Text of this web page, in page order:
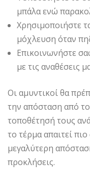
μπάλα ενώ
Χρησιμοποιήστε
μόχλευση όταν
Επικοινωνήστε
με τις αναθέσεις
Οι αμυντικοί θα
την απόσταση από
τοποθέτησή τους
το τέρμα απαιτεί
μεγαλύτερη
προκλήσεις.